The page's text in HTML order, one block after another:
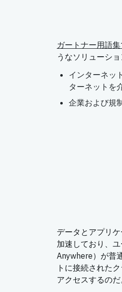
ガートナー用語
うなソリューシ
インターネッ
ターネットを
企業および規
データとアプリ
加速しており、
Anywhere）が普
トに接続された
アクセスするのだ